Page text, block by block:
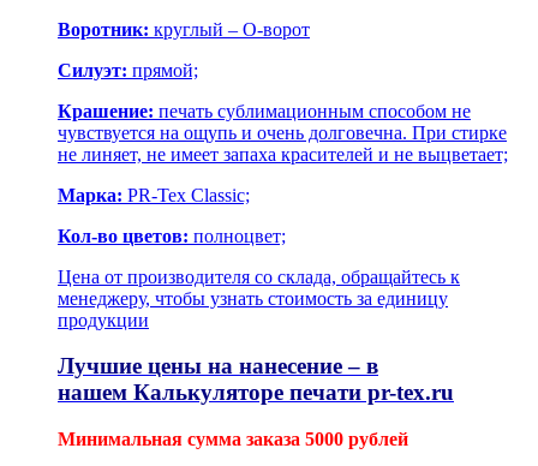
Воротник: круглый – О-ворот
Силуэт: прямой;
Крашение: печать сублимационным способом не
чувствуется на ощупь и очень долговечна. При стирке
не линяет, не имеет запаха красителей и не выцветает;
Марка: PR-Tex Classic;
Кол-во цветов: полноцвет;
Цена от производителя со склада, обращайтесь к
менеджеру, чтобы узнать стоимость за единицу
продукции
Лучшие цены на нанесение – в
нашем Калькуляторе печати pr-tex.ru
Минимальная сумма заказа 5000 рублей